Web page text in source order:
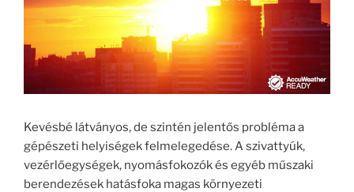
Kevésbé látványos, de szintén jelentős probléma a
gépészeti helyiségek felmelegedése. A szivattyúk,
vezérlőegységek, nyomásfokozók és egyéb műszaki
berendezések hatásfoka magas környezeti